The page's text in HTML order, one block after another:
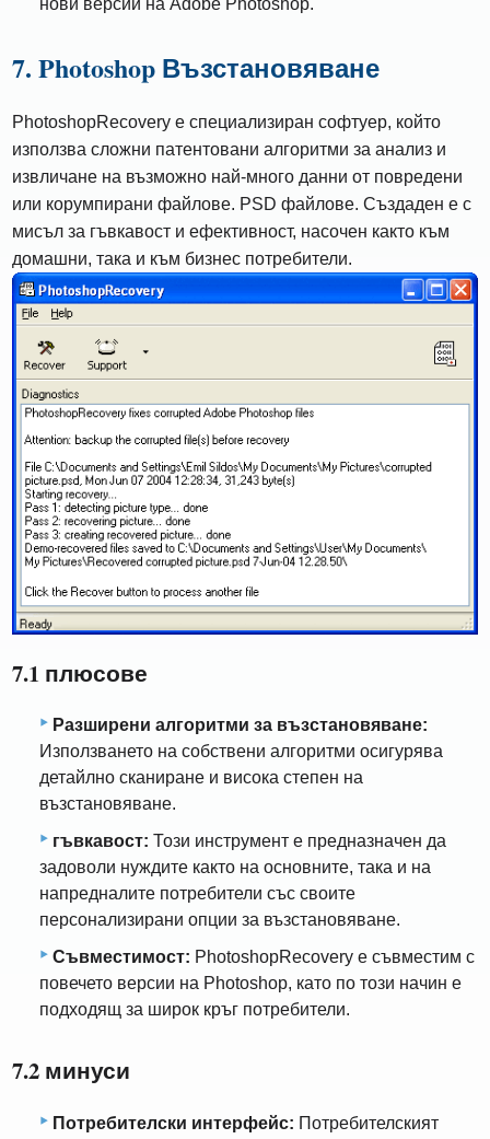
нови версии на Adobe Photoshop.
7. Photoshop Възстановяване
PhotoshopRecovery е специализиран софтуер, който
използва сложни патентовани алгоритми за анализ и
извличане на възможно най-много данни от повредени
или корумпирани файлове. PSD файлове. Създаден е с
мисъл за гъвкавост и ефективност, насочен както към
домашни, така и към бизнес потребители.
7.1 плюсове
Разширени алгоритми за възстановяване:
Използването на собствени алгоритми осигурява
детайлно сканиране и висока степен на
възстановяване.
гъвкавост: Този инструмент е предназначен да
задоволи нуждите както на основните, така и на
напредналите потребители със своите
персонализирани опции за възстановяване.
Съвместимост: PhotoshopRecovery е съвместим с
повечето версии на Photoshop, като по този начин е
подходящ за широк кръг потребители.
7.2 минуси
Потребителски интерфейс: Потребителският